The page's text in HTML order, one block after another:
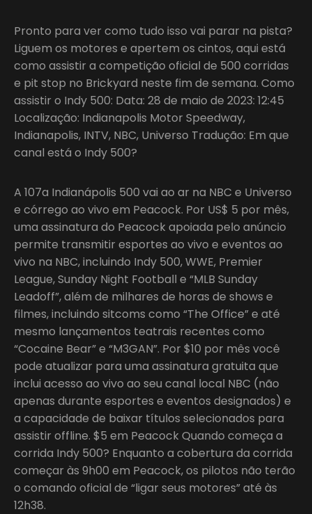
Pronto para ver como tudo isso vai parar na pista?
Liguem os motores e apertem os cintos, aqui está
como assistir a competição oficial de 500 corridas
e pit stop no Brickyard neste fim de semana. Como
assistir o Indy 500: Data: 28 de maio de 2023: 12:45
Localização: Indianapolis Motor Speedway,
Indianapolis, INTV, NBC, Universo Tradução: Em que
canal está o Indy 500?
A 107a Indianápolis 500 vai ao ar na NBC e Universo
e córrego ao vivo em Peacock. Por US$ 5 por mês,
uma assinatura do Peacock apoiada pelo anúncio
permite transmitir esportes ao vivo e eventos ao
vivo na NBC, incluindo Indy 500, WWE, Premier
League, Sunday Night Football e “MLB Sunday
Leadoff”, além de milhares de horas de shows e
filmes, incluindo sitcoms como “The Office” e até
mesmo lançamentos teatrais recentes como
“Cocaine Bear” e “M3GAN”. Por $10 por mês você
pode atualizar para uma assinatura gratuita que
inclui acesso ao vivo ao seu canal local NBC (não
apenas durante esportes e eventos designados) e
a capacidade de baixar títulos selecionados para
assistir offline. $5 em Peacock Quando começa a
corrida Indy 500? Enquanto a cobertura da corrida
começar às 9h00 em Peacock, os pilotos não terão
o comando oficial de “ligar seus motores” até às
12h38.